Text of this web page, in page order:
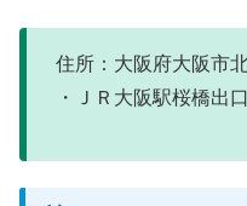
住所：大阪府大阪市
・ＪＲ大阪駅桜橋